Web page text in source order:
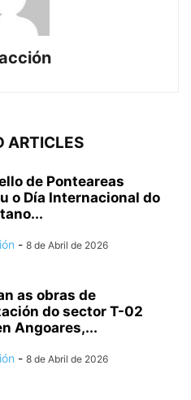
ARTICLES
de Ponteareas
o Día Internacional do
- 8 de Abril de 2026
as obras de
do sector T-02
Angoares,...
- 8 de Abril de 2026